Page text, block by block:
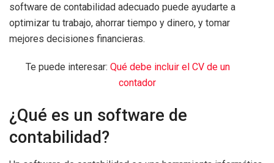
software de contabilidad adecuado puede ayudarte a
optimizar tu trabajo, ahorrar tiempo y dinero, y tomar
mejores decisiones financieras.
Te puede interesar: Qué debe incluir el CV de un
contador
¿Qué es un software de
contabilidad?